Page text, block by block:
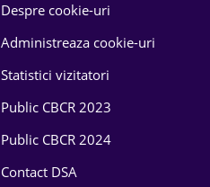
Despre cookie-uri
Administreaza cookie-uri
Statistici vizitatori
Public CBCR 2023
Public CBCR 2024
Contact DSA